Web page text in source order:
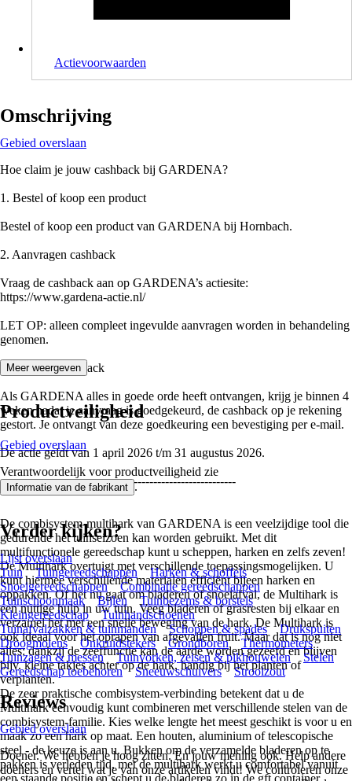
Actievoorwaarden
Omschrijving
Gebied overslaan
Hoe claim je jouw cashback bij GARDENA?
1. Bestel of koop een product
Bestel of koop een product van GARDENA bij Hornbach.
2. Aanvragen cashback
Vraag de cashback aan op GARDENA’s actiesite:
https://www.gardena-actie.nl/
LET OP: alleen compleet ingevulde aanvragen worden in behandeling
genomen.
3. Ontvang cashback
Als GARDENA alles in goede orde heeft ontvangen, krijg je binnen 4
weken nadat je aanvraag is goedgekeurd, de cashback op je rekening
gestort. Je ontvangt van deze goedkeuring een bevestiging per e-mail.
De actie geldt van 1 april 2026 t/m 31 augustus 2026.
------------------------------------------------------------
De combisystem-multihark van GARDENA is een veelzijdige tool die
gedurende het tuinseizoen kan worden gebruikt. Met dit
multifunctionele gereedschap kunt u scheppen, harken en zelfs zeven!
De Multihark overtuigt met verschillende toepassingsmogelijken. U
kunt hiermee verschillende materialen efficiënt bijeen harken en
oppakken. Of het nu gaat om bladeren of snoeiafval, de Multihark is
een nuttige hulp in uw tuin. Veeg bladeren of grasresten bij elkaar en
verzamel het met een snelle beweging van de hark. De Multihark is
ook ideaal voor het oprapen van afgevallen fruit. Maar dat is nog niet
alles: dankzij de zeeffunctie kan de aarde worden gezeefd en blijven
bijv. kleine takjes achter op de hark, handig bij het planten of
verplanten.
De zeer praktische combisystem-verbinding betekent dat u de
Multihark eenvoudig kunt combineren met verschillende stelen van de
combisystem-familie. Kies welke lengte het meest geschikt is voor u en
maak zo een hark op maat. Een ​​houten, aluminium of telescopische
steel - de keuze is aan u. Bukken om de verzamelde bladeren op te
pakken is verleden tijd, met de multihark werkt u comfortabel vanuit
een staande positie en schept u de bladeren zo in de gft container.
Meer weergeven
Productveiligheid
Gebied overslaan
Verantwoordelijk voor productveiligheid zie
Informatie van de fabrikant .
Verder kijken?
Lijst overslaan
Tuin
Tuingereedschappen
Harken & schoffels
Snoeigereedschappen
Combinatie gereedschappen
Tuinschoonmaak
Bijlen
Tuinbezems & borstels
Kleingereedschap
Tuinhandschoenen
Tuinafvalzakken & tuinmanden
Schoppen & spades
Drukspuiten
Droogmolens
Onkruidstekers Grondboren
Thermometers
Tuinzagen & messen
Tuinvorken, zeisen & pikhouwelen
Stelen
Gereedschap toebehoren
Sneeuwschuivers Strooizout
Reviews
Gebied overslaan
Doener. We hebben je hoog zitten. En jouw mening ook. Help andere
doeners en vertel wat je van onze artikelen vindt! We controleren onze